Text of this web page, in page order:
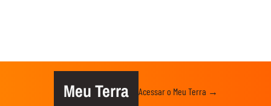
Meu Terra Acessar o Meu Terra →